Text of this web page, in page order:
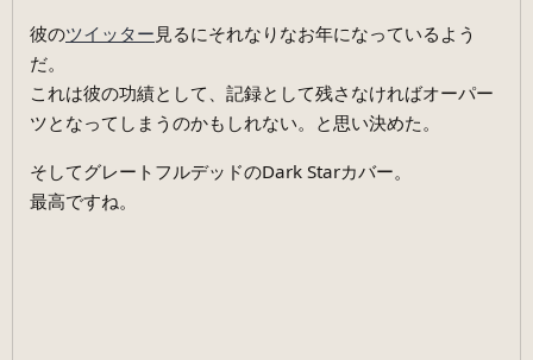
彼のツイッター 見るにそれなりなお年になっているよう
だ。
これは彼の功績として、記録として残さなければオーパー
ツとなってしまうのかもしれない。と思い決めた。
そしてグレートフルデッドのDark Starカバー。
最高ですね。